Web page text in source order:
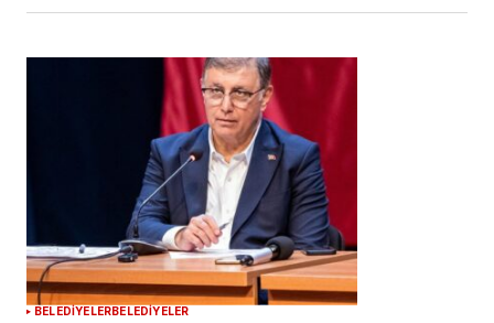
BELEDİYELERBELEDİYELER